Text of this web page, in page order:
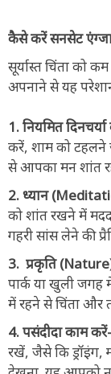
कैसे करें सनसेट
सूर्यास्त चिंता को
अपनाने से यह
1. नियमित
करें, शाम को टहलने
से आपका मन शांत
2. ध्यान
को शांत रखने में
गहरी सांस लेने की
3. प्रकृति
पार्क या खुली जगह
में रहने से चिंता और
4. पसंदीदा काम करें-
रखें, जैसे कि